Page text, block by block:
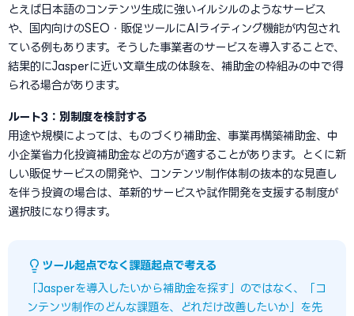
とえば日本語のコンテンツ生成に強いイルシルのようなサービス
や、国内向けのSEO・販促ツールにAIライティング機能が内包され
ている例もあります。そうした事業者のサービスを導入することで、
結果的にJasperに近い文章生成の体験を、補助金の枠組みの中で得
られる場合があります。
ルート3：別制度を検討する
用途や規模によっては、ものづくり補助金、事業再構築補助金、中
小企業省力化投資補助金などの方が適することがあります。とくに新
しい販促サービスの開発や、コンテンツ制作体制の抜本的な見直し
を伴う投資の場合は、革新的サービスや試作開発を支援する制度が
選択肢になり得ます。
ツール起点でなく課題起点で考える
「Jasperを導入したいから補助金を探す」のではなく、「コ
ンテンツ制作のどんな課題を、どれだけ改善したいか」を先